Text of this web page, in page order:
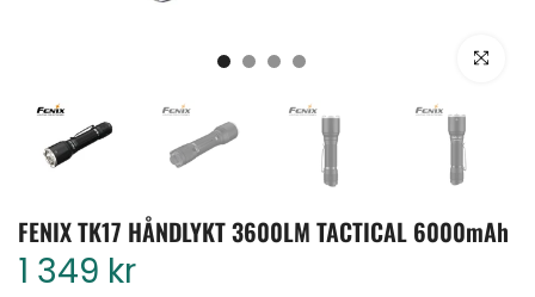
Klikk for å
FENIX TK17 HÅNDLYKT 3600LM TACTICAL 6000mAh
1 349 kr